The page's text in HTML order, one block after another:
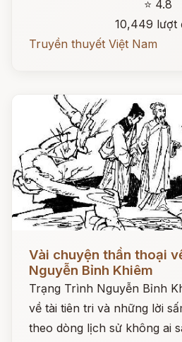
⭐ 4.8
10,449 lượt
Truyền thuyết Việt Nam
Vài chuyện thần thoại
Nguyễn Bỉnh Khiêm
Trạng Trình Nguyễn Bỉnh
về tài tiên tri và những lời
theo dòng lịch sử không ai